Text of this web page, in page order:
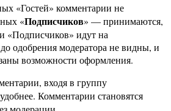
«Гостей» комментарии не
«Подписчиков» — принимаются,
«Подписчиков» идут на
одобрения модератора не видны, и
возможности оформления.
входя в группу
Комментарии становятся